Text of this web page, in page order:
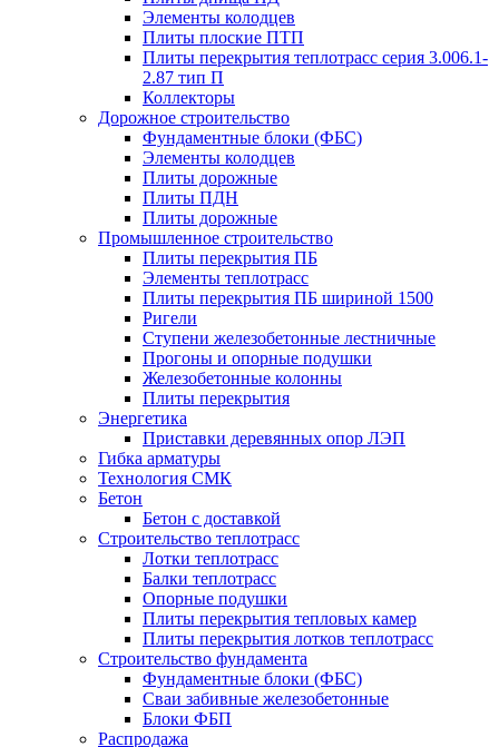
Элементы колодцев
Плиты плоские ПТП
Плиты перекрытия теплотрасс серия 3.006.1-
2.87 тип П
Коллекторы
Дорожное строительство
Фундаментные блоки (ФБС)
Элементы колодцев
Плиты дорожные
Плиты ПДН
Плиты дорожные
Промышленное строительство
Плиты перекрытия ПБ
Элементы теплотрасс
Плиты перекрытия ПБ шириной 1500
Ригели
Ступени железобетонные лестничные
Прогоны и опорные подушки
Железобетонные колонны
Плиты перекрытия
Энергетика
Приставки деревянных опор ЛЭП
Гибка арматуры
Технология СМК
Бетон
Бетон с доставкой
Строительство теплотрасс
Лотки теплотрасс
Балки теплотрасс
Опорные подушки
Плиты перекрытия тепловых камер
Плиты перекрытия лотков теплотрасс
Строительство фундамента
Фундаментные блоки (ФБС)
Сваи забивные железобетонные
Блоки ФБП
Распродажа